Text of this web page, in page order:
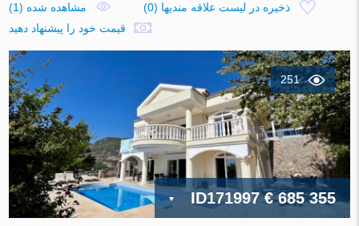
ذخیره در لیست علاقه مندیها (
0
)
مشاهده شده (1)
قیمت خود را پیشنهاد دهید
251
ID171997€ 685 355